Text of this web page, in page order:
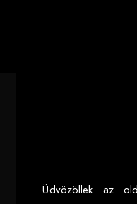
Üdvözöllek az